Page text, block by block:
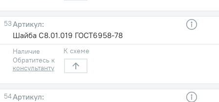
53
Шайба С8.01.019 ГОСТ6958-78
Наличие
Обратитесь к
консультанту
К схеме
54